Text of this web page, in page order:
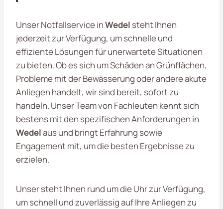
Unser Notfallservice inWedel steht Ihnen
jederzeit zur Verfügung, um schnelle und
effiziente Lösungen für unerwartete Situationen
zu bieten. Ob es sich um Schäden an Grünflächen,
Probleme mit der Bewässerung oder andere akute
Anliegen handelt, wir sind bereit, sofort zu
handeln. Unser Team von Fachleuten kennt sich
bestens mit den spezifischen Anforderungen in
Wedelaus und bringt Erfahrung sowie
Engagement mit, um die besten Ergebnisse zu
erzielen.
Unser steht Ihnen rund um die Uhr zur Verfügung,
um schnell und zuverlässig auf Ihre Anliegen zu